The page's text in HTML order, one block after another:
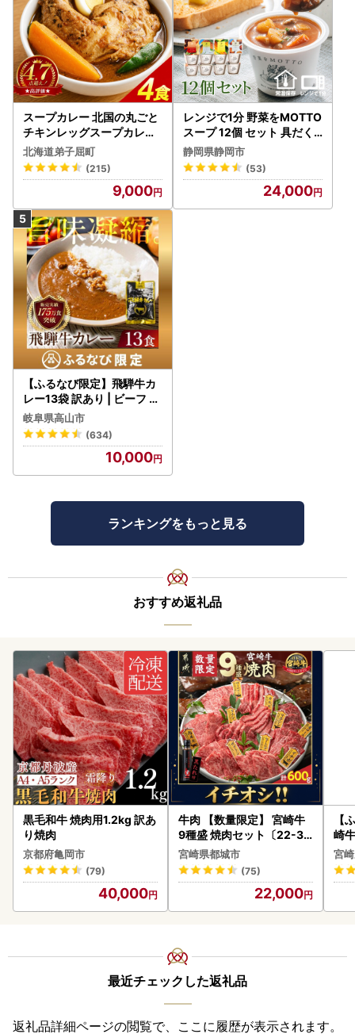
スープカレー 北国の丸ごと
チキンレッグスープカレー
4個 3739
北海道弟子屈町
(215)
9,000
レンジで1分 野菜をMOTTO
スープ 12個 セット 具だく
さんスープ 朝食 惣菜 国産
野菜 常温保存
静岡県静岡市
(53)
24,000
【ふるなび限定】飛騨牛カ
レー13袋 訳あり | ビーフ レ
トルト 訳あり DC006-CP
01 FN-Limited-VO
岐阜県高山市
(634)
10,000
ランキングをもっと見る
おすすめ返礼品
黒毛和牛 焼肉用1.2kg 訳あ
り焼肉
京都府亀岡市
(79)
40,000
牛肉 【数量限定】 宮崎牛
9種盛 焼肉セット〔22-31
-006-600g〕都城 イチオ
シ!! 牛肉
宮崎県都城市
(75)
22,000
【
崎
-VO
宮
最近チェックした返礼品
返礼品詳細ページの閲覧で、ここに履歴が表示されます。